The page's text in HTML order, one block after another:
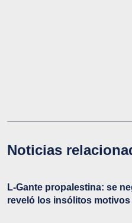
Noticias
L-Gante propalestina: se
reveló los insólitos motivos